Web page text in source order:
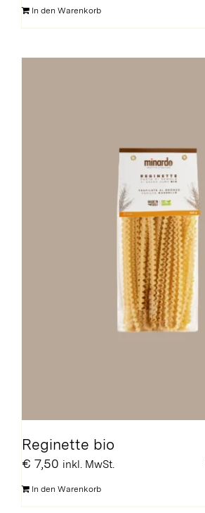
In den Warenkorb
Reginette bio
€ 7,50 inkl. MwSt.
In den Warenkorb